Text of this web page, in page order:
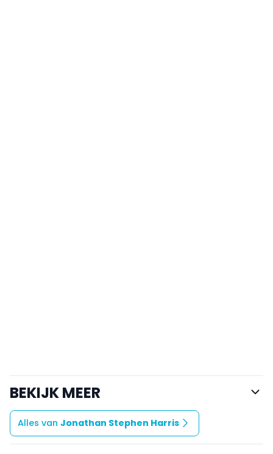
BEKIJK MEER
Alles van Jonathan Stephen Harris